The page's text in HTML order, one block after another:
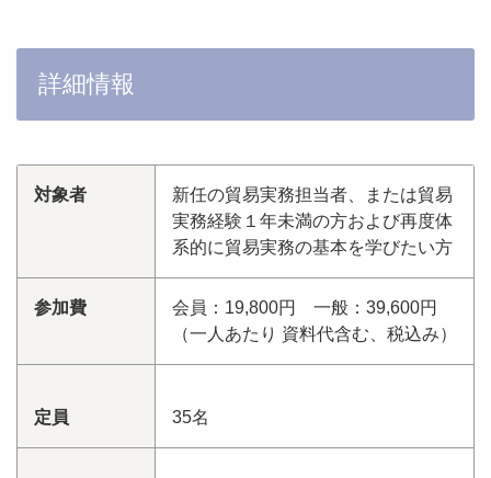
詳細情報
対象者
新任の貿易実務担当者、または貿易
実務経験１年未満の方および再度体
系的に貿易実務の基本を学びたい方
参加費
会員：19,800円 一般：39,600円
（一人あたり 資料代含む、税込み）
定員 35名